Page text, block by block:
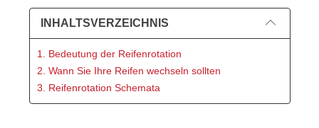
INHALTSVERZEICHNIS
1. Bedeutung der Reifenrotation
2. Wann Sie Ihre Reifen wechseln sollten
3. Reifenrotation Schemata